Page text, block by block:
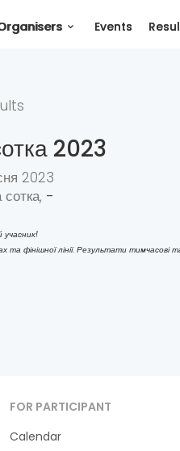
Events
2023
2023
сотка, -
фінішної лінії. Результати тимчасові
FOR PARTICIPANT
Calendar